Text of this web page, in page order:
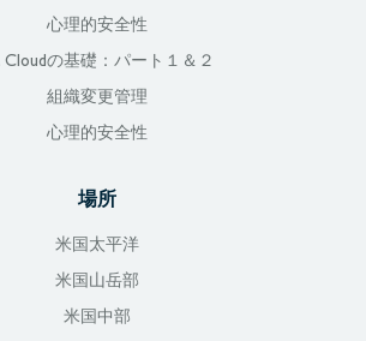
心理的安全性
Cloudの基礎：パート１＆２
組織変更管理
心理的安全性
場所
米国太平洋
米国山岳部
米国中部